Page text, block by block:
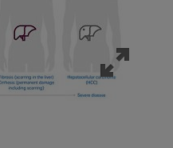
sur notre site
une réclamation auprès de la